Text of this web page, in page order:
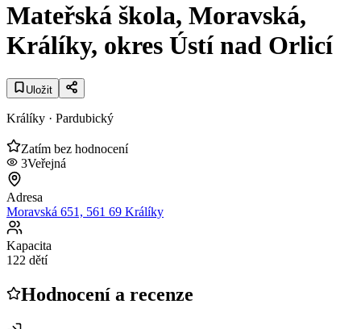
Mateřská škola, Moravská,
Králíky, okres Ústí nad Orlicí
Uložit
Králíky · Pardubický
Zatím bez hodnocení
3Veřejná
Adresa
Moravská 651, 561 69 Králíky
Kapacita
122 dětí
Hodnocení a recenze